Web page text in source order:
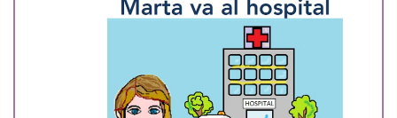
Marta va al hospital